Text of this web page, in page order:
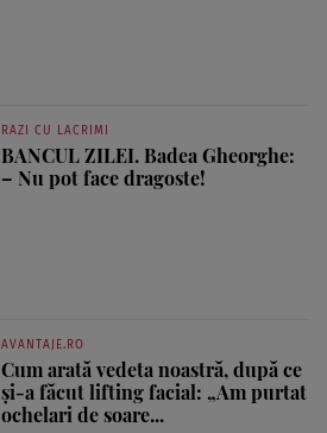
RAZI CU LACRIMI
BANCUL ZILEI. Badea Gheorghe:
– Nu pot face dragoste!
AVANTAJE.RO
Cum arată vedeta noastră, după ce
și-a făcut lifting facial: „Am purtat
ochelari de soare...